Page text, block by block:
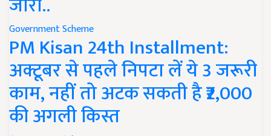
Government Scheme
PM Kisan 24th Installment:
अक्टूबर से पहले निपटा लें ये 3 जरूरी
काम, नहीं तो अटक सकती है ₹2,000
की अगली किस्त